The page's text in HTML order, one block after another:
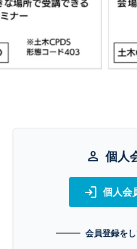
person 個人
login 個人会
会員登録を